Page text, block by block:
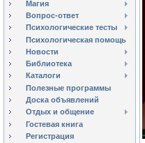
Магия
Вопрос-ответ
Психологические тесты
Психологическая помощь
Новости
Библиотека
Каталоги
Полезные программы
Доска объявлений
Отдых и общение
Гостевая книга
Регистрация